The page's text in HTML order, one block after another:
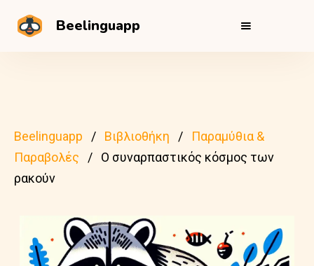
Beelinguapp
Beelinguapp Βιβλιοθήκη
Παραμύθια &
Παραβολές
Ο συναρπαστικός κόσμος των
ρακούν